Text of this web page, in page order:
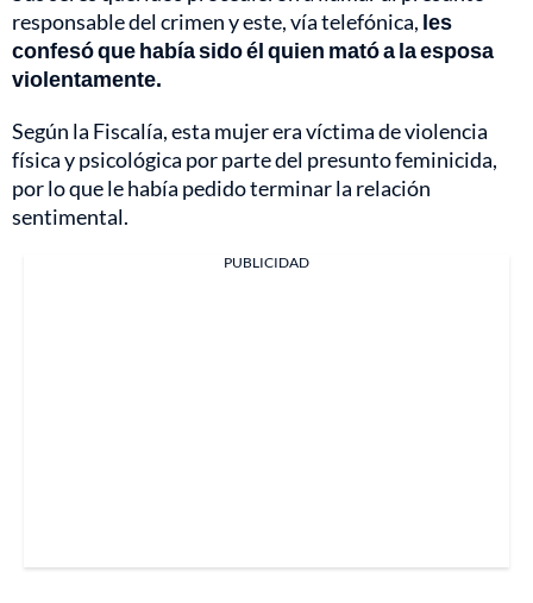
responsable del crimen y este, vía telefónica, les
confesó que había sido él quien mató a la esposa
violentamente.
Según la Fiscalía, esta mujer era víctima de violencia
física y psicológica por parte del presunto feminicida,
por lo que le había pedido terminar la relación
sentimental.
PUBLICIDAD